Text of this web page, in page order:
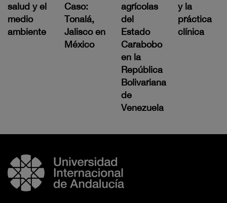
salud y el
medio
ambiente
Caso:
Tonalá,
Jalisco en
México
agrícolas
del
Estado
Carabobo
en la
República
Bolivariana
de
Venezuela
y la
práctica
clínica